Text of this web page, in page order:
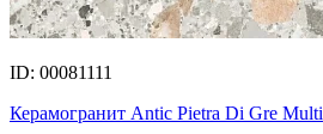
ID: 00081111
Керамогранит Antic Pietra Di Gre Multi